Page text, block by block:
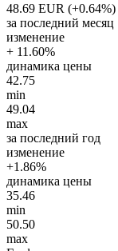
48.69 EUR (+0.64%)
за последний месяц
изменение
+ 11.60%
динамика цены
42.75
min
49.04
max
за последний год
изменение
+1.86%
динамика цены
35.46
min
50.50
max